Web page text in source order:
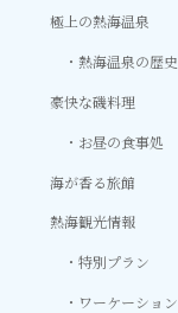
極上の熱海温泉
熱海温泉の歴史
豪快な磯料理
お昼の食事処
海が香る旅館
熱海観光情報
特別プラン
ワーケーション